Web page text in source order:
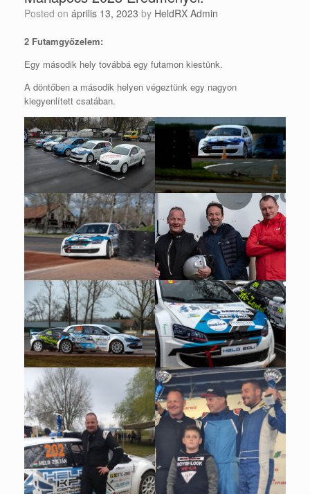
Posted on április 13, 2023 by HeldRX Admin
2 Futamgyőzelem:
Egy második hely továbbá egy futamon kiestünk.
A döntőben a második helyen végeztünk egy nagyon
kiegyenlített csatában.